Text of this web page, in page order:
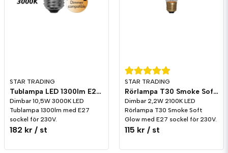
STAR TRADING
Tublampa LED 1300lm E27 3000K Dim
Dimbar 10,5W 3000K LED
Tublampa 1300lm med E27
sockel för 230V.
182 kr / st
STAR TRADING
Rörlampa T30 Smoke Soft Glow LED 50lm E27 2100K Dim
Dimbar 2,2W 2100K LED
Rörlampa T30 Smoke Soft
Glow med E27 sockel för 230V.
115 kr / st